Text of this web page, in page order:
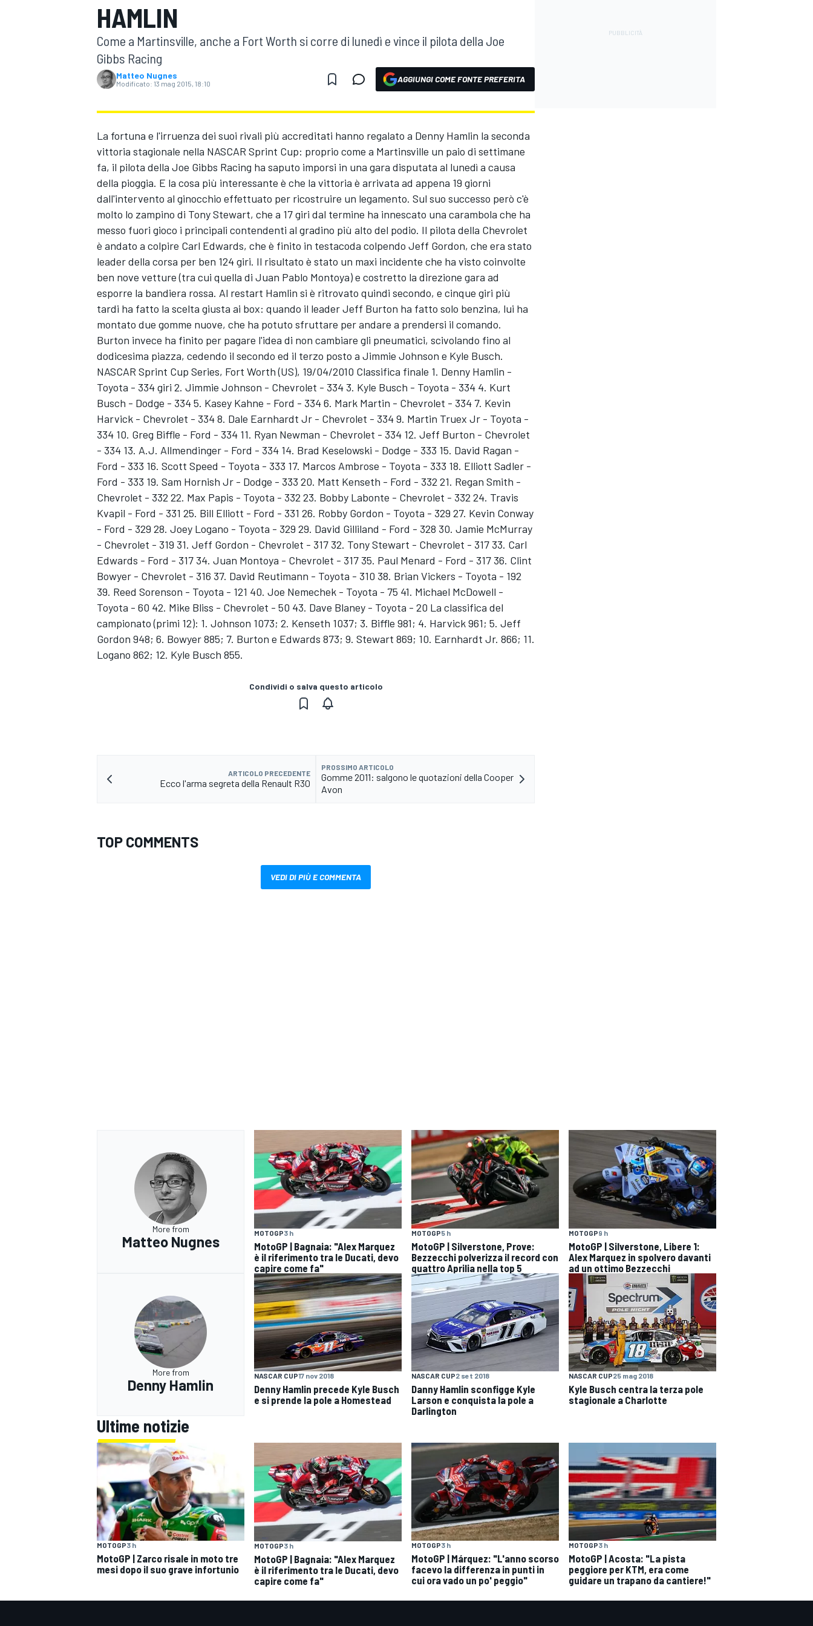
MOTOGP
WRC
MONOPOSTO
MONOMARCA
HAMLIN
Come a Martinsville, anche a Fort Worth si corre di lunedì e vince il pilota della Joe
Gibbs Racing
Matteo Nugnes
Modificato: 13 mag 2015, 18:10 AGGIUNGI COME FONTE PREFERITA
La fortuna e l'irruenza dei suoi rivali più accreditati hanno regalato a Denny Hamlin la seconda
vittoria stagionale nella NASCAR Sprint Cup: proprio come a Martinsville un paio di settimane
fa, il pilota della Joe Gibbs Racing ha saputo imporsi in una gara disputata al lunedì a causa
della pioggia. E la cosa più interessante è che la vittoria è arrivata ad appena 19 giorni
dall'intervento al ginocchio effettuato per ricostruire un legamento. Sul suo successo però c'è
molto lo zampino di Tony Stewart, che a 17 giri dal termine ha innescato una carambola che ha
messo fuori gioco i principali contendenti al gradino più alto del podio. Il pilota della Chevrolet
è andato a colpire Carl Edwards, che è finito in testacoda colpendo Jeff Gordon, che era stato
leader della corsa per ben 124 giri. Il risultato è stato un maxi incidente che ha visto coinvolte
ben nove vetture (tra cui quella di Juan Pablo Montoya) e costretto la direzione gara ad
esporre la bandiera rossa. Al restart Hamlin si è ritrovato quindi secondo, e cinque giri più
tardi ha fatto la scelta giusta ai box: quando il leader Jeff Burton ha fatto solo benzina, lui ha
montato due gomme nuove, che ha potuto sfruttare per andare a prendersi il comando.
Burton invece ha finito per pagare l'idea di non cambiare gli pneumatici, scivolando fino al
dodicesima piazza, cedendo il secondo ed il terzo posto a Jimmie Johnson e Kyle Busch.
NASCAR Sprint Cup Series, Fort Worth (US), 19/04/2010 Classifica finale 1. Denny Hamlin -
Toyota - 334 giri 2. Jimmie Johnson - Chevrolet - 334 3. Kyle Busch - Toyota - 334 4. Kurt
Busch - Dodge - 334 5. Kasey Kahne - Ford - 334 6. Mark Martin - Chevrolet - 334 7. Kevin
Harvick - Chevrolet - 334 8. Dale Earnhardt Jr - Chevrolet - 334 9. Martin Truex Jr - Toyota -
334 10. Greg Biffle - Ford - 334 11. Ryan Newman - Chevrolet - 334 12. Jeff Burton - Chevrolet
- 334 13. A.J. Allmendinger - Ford - 334 14. Brad Keselowski - Dodge - 333 15. David Ragan -
Ford - 333 16. Scott Speed - Toyota - 333 17. Marcos Ambrose - Toyota - 333 18. Elliott Sadler -
Ford - 333 19. Sam Hornish Jr - Dodge - 333 20. Matt Kenseth - Ford - 332 21. Regan Smith -
Chevrolet - 332 22. Max Papis - Toyota - 332 23. Bobby Labonte - Chevrolet - 332 24. Travis
Kvapil - Ford - 331 25. Bill Elliott - Ford - 331 26. Robby Gordon - Toyota - 329 27. Kevin Conway
- Ford - 329 28. Joey Logano - Toyota - 329 29. David Gilliland - Ford - 328 30. Jamie McMurray
- Chevrolet - 319 31. Jeff Gordon - Chevrolet - 317 32. Tony Stewart - Chevrolet - 317 33. Carl
Edwards - Ford - 317 34. Juan Montoya - Chevrolet - 317 35. Paul Menard - Ford - 317 36. Clint
Bowyer - Chevrolet - 316 37. David Reutimann - Toyota - 310 38. Brian Vickers - Toyota - 192
39. Reed Sorenson - Toyota - 121 40. Joe Nemechek - Toyota - 75 41. Michael McDowell -
Toyota - 60 42. Mike Bliss - Chevrolet - 50 43. Dave Blaney - Toyota - 20 La classifica del
campionato (primi 12): 1. Johnson 1073; 2. Kenseth 1037; 3. Biffle 981; 4. Harvick 961; 5. Jeff
Gordon 948; 6. Bowyer 885; 7. Burton e Edwards 873; 9. Stewart 869; 10. Earnhardt Jr. 866; 11.
Logano 862; 12. Kyle Busch 855.
Condividi o salva questo articolo
ARTICOLO PRECEDENTE
Ecco l'arma segreta della Renault R30
PROSSIMO ARTICOLO
Gomme 2011: salgono le quotazioni della Cooper
Avon
TOP COMMENTS
VEDI DI PIÙ E COMMENTA
More from
Matteo Nugnes
MOTOGP3 h
MotoGP | Bagnaia: "Alex Marquez
è il riferimento tra le Ducati, devo
capire come fa"
MOTOGP5 h
MotoGP | Silverstone, Prove:
Bezzecchi polverizza il record con
quattro Aprilia nella top 5
MOTOGP9 h
MotoGP | Silverstone, Libere 1:
Alex Marquez in spolvero davanti
ad un ottimo Bezzecchi
More from
Denny Hamlin
NASCAR CUP17 nov 2018
Denny Hamlin precede Kyle Busch
e si prende la pole a Homestead
NASCAR CUP2 set 2018
Danny Hamlin sconfigge Kyle
Larson e conquista la pole a
Darlington
NASCAR CUP25 mag 2018
Kyle Busch centra la terza pole
stagionale a Charlotte
Ultime notizie
MOTOGP3 h
MotoGP | Zarco risale in moto tre
mesi dopo il suo grave infortunio
MOTOGP3 h
MotoGP | Bagnaia: "Alex Marquez
è il riferimento tra le Ducati, devo
capire come fa"
MOTOGP3 h
MotoGP | Márquez: "L'anno scorso
facevo la differenza in punti in
cui ora vado un po' peggio"
MOTOGP3 h
MotoGP | Acosta: "La pista
peggiore per KTM, era come
guidare un trapano da cantiere!"